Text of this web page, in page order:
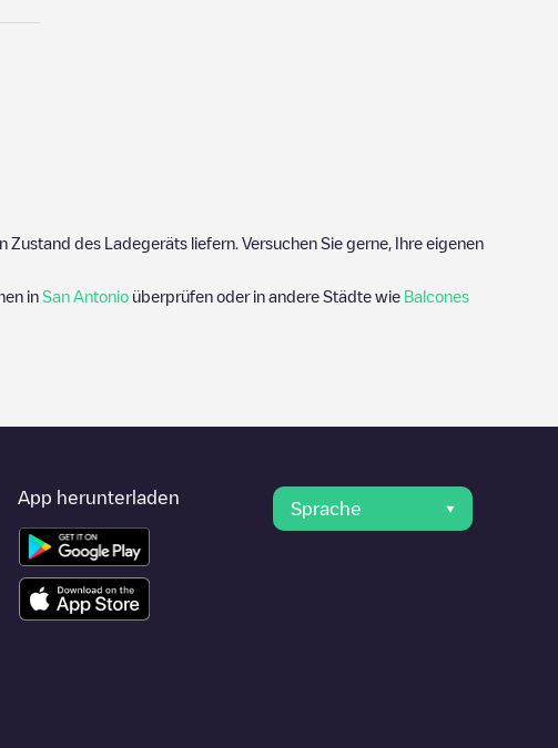
des Ladegeräts liefern. Versuchen Sie gerne, Ihre eigenen
in San Antonio überprüfen oder in andere Städte wie Balcones
App herunterladen
Sprache